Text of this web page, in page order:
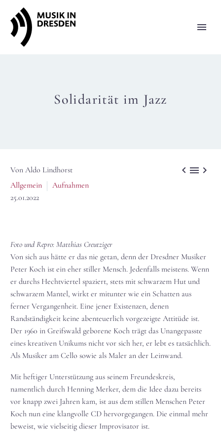
Solidarität im Jazz
  
Von Aldo Lindhorst
Allgemein
Aufnahmen
25.01.2022
Foto und Repro: Matthias Creutziger
Von sich aus hätte er das nie getan, denn der Dresdner Musiker
Peter Koch ist ein eher stiller Mensch. Jedenfalls meistens. Wenn
er durchs Hechtviertel spaziert, stets mit schwarzem Hut und
schwarzem Mantel, wirkt er mitunter wie ein Schatten aus
ferner Vergangenheit. Eine jener Existenzen, denen
Randständigkeit keine abenteuerlich vorgezeigte Attitüde ist.
Der 1960 in Greifswald geborene Koch trägt das Unangepasste
eines kreativen Unikums nicht vor sich her, er lebt es tatsächlich.
Als Musiker am Cello sowie als Maler an der Leinwand.
Mit heftiger Unterstützung aus seinem Freundeskreis,
namentlich durch Henning Merker, dem die Idee dazu bereits
vor knapp zwei Jahren kam, ist aus dem stillen Menschen Peter
Koch nun eine klangvolle CD hervorgegangen. Die einmal mehr
beweist, wie vielseitig dieser Improvisator ist.